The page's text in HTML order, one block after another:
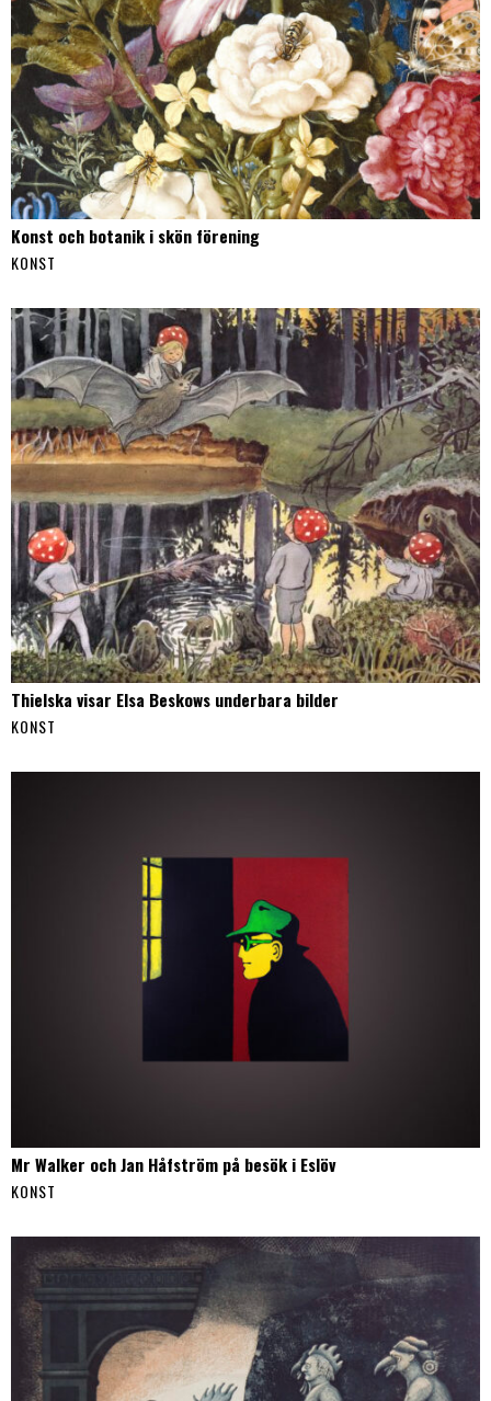
Konst och botanik i skön förening
KONST
Thielska visar Elsa Beskows underbara bilder
KONST
Mr Walker och Jan Håfström på besök i Eslöv
KONST